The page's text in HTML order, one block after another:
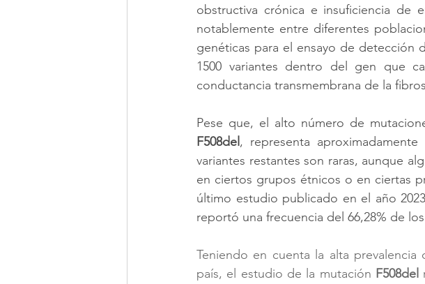
obstructiva crónica e insuficiencia de
notablemente entre diferentes
genéticas para el ensayo de detección
1500 variantes dentro del gen que
conductancia transmembrana de la
F508del , representa
variantes restantes son raras, aunque
en ciertos grupos étnicos o en ciertas
último estudio publicado en el año
reportó una frecuencia del 66,28% de
Teniendo en cuenta la alta prevalencia
país, el estudio de la mutación F508del